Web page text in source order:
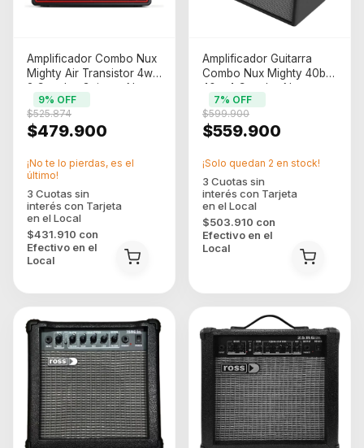
Amplificador Combo Nux
Mighty Air Transistor 4w
3 Canales Guitarra Negro
$479.900
$525.874
9% OFF
$431.910 con
Efectivo en el
Local
¡No te lo pierdas, es el
último!
Amplificador Guitarra
Combo Nux Mighty 40bt
40w 4 Canales Negro
$559.900
$599.900
7% OFF
$503.910 con
Efectivo en el
Local
¡Solo quedan 2 en stock!